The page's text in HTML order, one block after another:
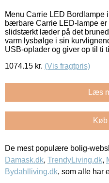
Menu Carrie LED Bordlampe
bærbare Carrie LED-lampe
slidstærkt læder på det
varm lysbølge i sin
USB-oplader og giver op til ti
1074.15 kr. (Vis fragtpris)
Læs
Køb
De mest populære bolig-
Damask.dk, TrendyLiving.dk,
Bydahlliving.dk, som alle har